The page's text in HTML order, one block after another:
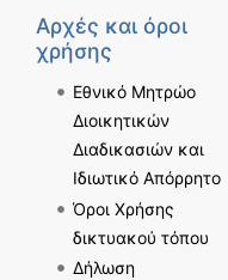
Αρχές και όροι
χρήσης
Εθνικό Μητρώο
Διοικητικών
Διαδικασιών και
Ιδιωτικό Απόρρητο
Όροι Χρήσης
δικτυακού τόπου
Δήλωση